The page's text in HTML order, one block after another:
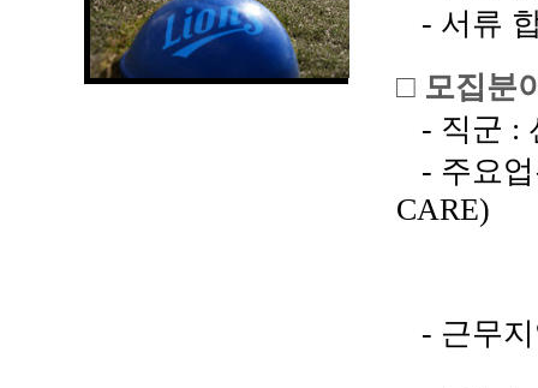
- 서류
□ 모집분
- 직군 :
- 주요
CARE)
- 근무